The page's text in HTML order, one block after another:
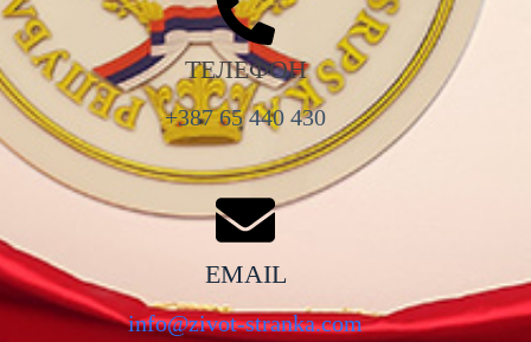
ТЕЛЕФОН
+387 65 440 430
EMAIL
info@zivot-stranka.com